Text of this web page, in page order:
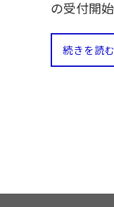
の受付開
続きを読む